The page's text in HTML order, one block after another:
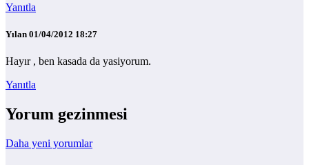
Yanıtla
Yılan 01/04/2012 18:27
Hayır , ben kasada da yasiyorum.
Yanıtla
Yorum gezinmesi
Daha yeni yorumlar